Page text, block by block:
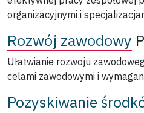
organizacyjnymi i
Rozwój zawodowy
Ułatwianie rozwoju
celami zawodowymi i
Pozyskiwanie